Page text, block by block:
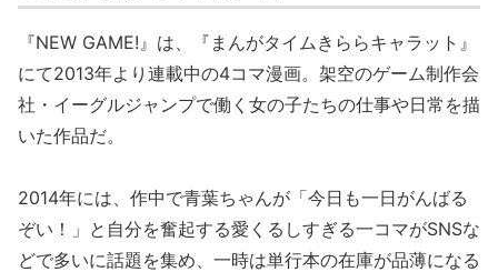
『NEW GAME!』は、『まんがタイムきららキャラット』
にて2013年より連載中の4コマ漫画。架空のゲーム制作会
社・イーグルジャンプで働く女の子たちの仕事や日常を描
いた作品だ。
2014年には、作中で青葉ちゃんが「今日も一日がんばる
ぞい！」と自分を奮起する愛くるしすぎる一コマがSNSな
どで多いに話題を集め、一時は単行本の在庫が品薄になる